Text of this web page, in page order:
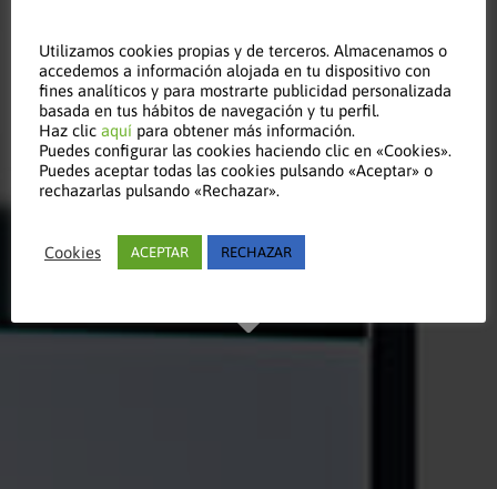
Leer este
artículo
Manténgase al día
Utilizamos cookies propias y de terceros. Almacenamos o
accedemos a información alojada en tu dispositivo con
fines analíticos y para mostrarte publicidad personalizada
basada en tus hábitos de navegación y tu perfil.
Haz clic aquí para obtener más información.
Puedes configurar las cookies haciendo clic en «Cookies».
Puedes aceptar todas las cookies pulsando «Aceptar» o
rechazarlas pulsando «Rechazar».
Cookies ACEPTAR RECHAZAR